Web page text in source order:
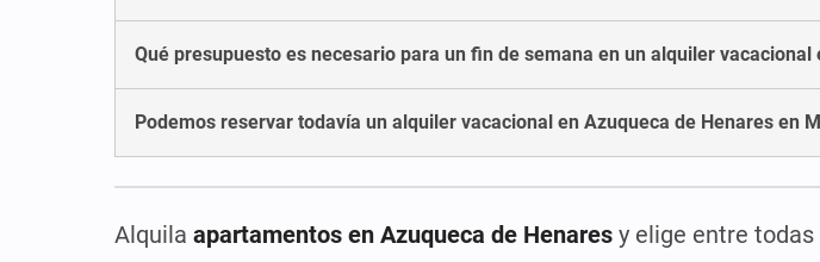
Qué presupuesto es necesario para un fin de semana en un alquiler vacacional
Podemos reservar todavía un alquiler vacacional en Azuqueca de Henares en
Alquila apartamentos en Azuqueca de Henares y elige entre